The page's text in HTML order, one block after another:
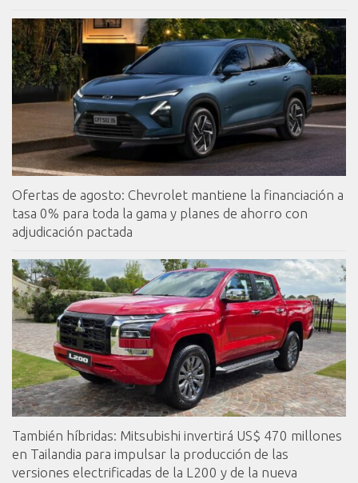
Ofertas de agosto: Chevrolet mantiene la financiación a
tasa 0% para toda la gama y planes de ahorro con
adjudicación pactada
También híbridas: Mitsubishi invertirá US$ 470 millones
en Tailandia para impulsar la producción de las
versiones electrificadas de la L200 y de la nueva